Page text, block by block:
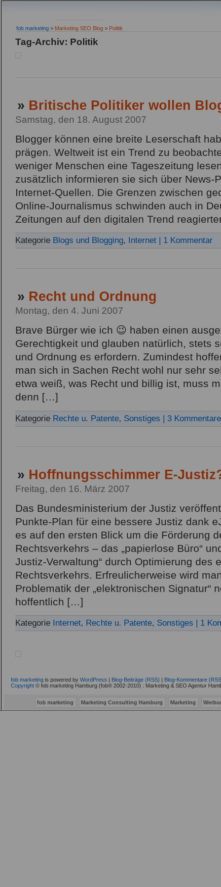
fob marketing > Marketing SEO Blog > Politik
Tag-Archiv: Politik
» Britische Politiker wollen
Samstag, den 18. August 2007
Blogger können eine breite Leserschaft
prägen. Weltweit ist ein Trend zu
weniger Menschen eine Tageszeitung
zusätzlich informieren sie sich über News-
Internet-Quellen. Die Grenzen zwischen
Online-Journalismus schwinden auch in
Zeitungen auf den digitalen Trend
Kategorie Blogs und Blogging, Internet | 1 Kommentar
» Recht und Ordnung
Montag, den 4. Juni 2007
Brave Bürger wie ich 😉 haben einen
Gerechtigkeit und glauben natürlich, stets
und Ordnung es erfordern. Zumindest
man sich in Sachen Recht wohl nur sehr
etwa weiß, was Recht und billig ist, muss
denn […]
Kategorie Rechte u. Patente, Sonstiges | 3 Kommentare
» Hoffnungsschimmer E-
Freitag, den 16. März 2007
Das Bundesministerium der Justiz
Punkte-Plan für eine bessere Justiz dank
es auf den ersten Blick um die Förderung
Rechtsverkehrs – das „papierlose Büro“
Justiz-Verwaltung“ durch Optimierung des
Rechtsverkehrs. Erfreulicherweise wird
Problematik der „elektronischen Signatur“
hoffentlich […]
Kategorie Internet, Rechte u. Patente, Sonstiges | 1
fob marketing is powered by WordPress | Blog-Beiträge (RSS) | Blog-Kommentare
Copyright © fob marketing Hamburg (fob® 2002-2010) : Marketing & SEO Agentur
fob marketing Marketing Consulting Hamburg Marketing